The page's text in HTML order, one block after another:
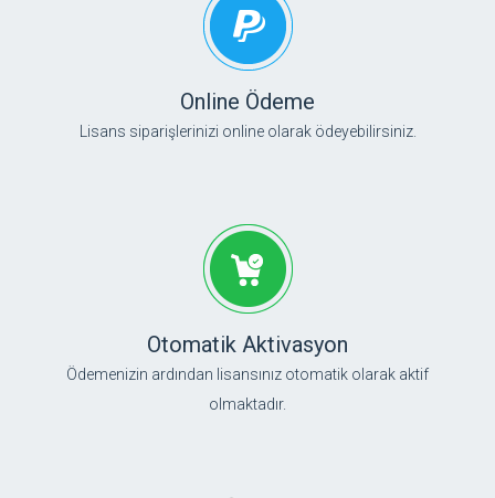
Online Ödeme
Lisans siparişlerinizi online olarak ödeyebilirsiniz.
Otomatik Aktivasyon
Ödemenizin ardından lisansınız otomatik olarak aktif
olmaktadır.